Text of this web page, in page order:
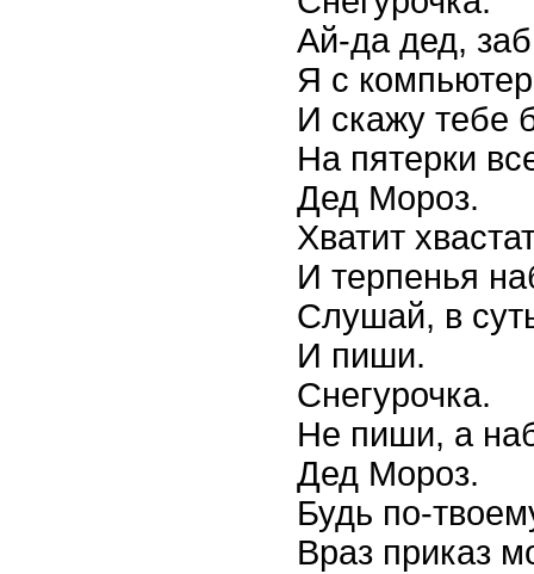
Ай-да дед,
Я с
И скажу тебе
На пятерки
Дед Мороз.
Хватит
И терпенья
Слушай, в
И пиши.
Снегурочка.
Не пиши, а
Дед Мороз.
Будь по-
Враз приказ